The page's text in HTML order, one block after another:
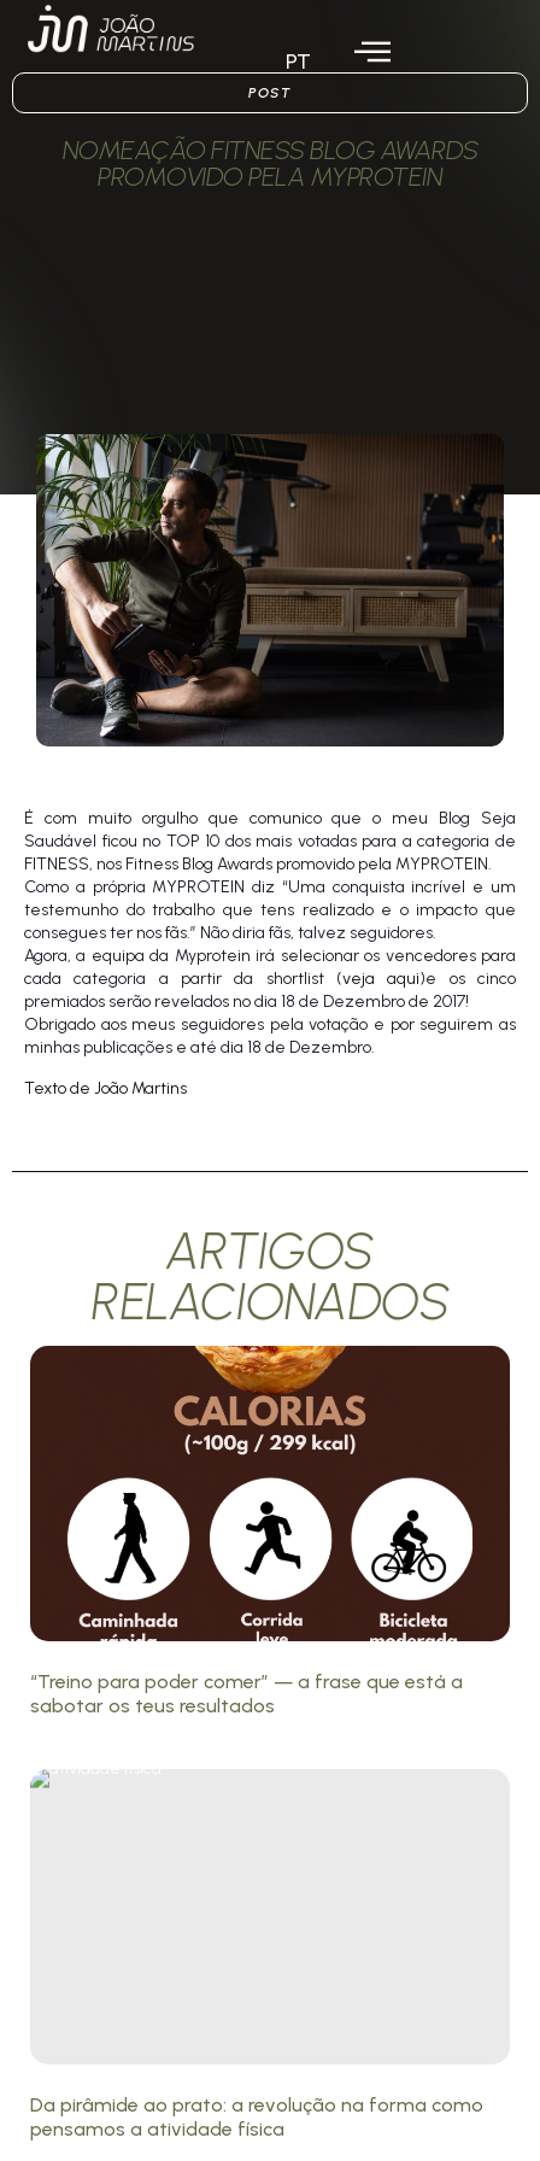
PT
POST
NOMEAÇÃO FITNESS BLOG AWARDS
PROMOVIDO PELA MYPROTEIN
É com muito orgulho que comunico que o meu Blog Seja
Saudável ficou no TOP 10 dos mais votadas para a categoria de
FITNESS, nos Fitness Blog Awards promovido pela MYPROTEIN.
Como a própria MYPROTEIN diz “Uma conquista incrível e um
testemunho do trabalho que tens realizado e o impacto que
consegues ter nos fãs.” Não diria fãs, talvez seguidores.
Agora, a equipa da Myprotein irá selecionar os vencedores para
cada categoria a partir da shortlist (veja aqui)e os cinco
premiados serão revelados no dia 18 de Dezembro de 2017!
Obrigado aos meus seguidores pela votação e por seguirem as
minhas publicações e até dia 18 de Dezembro.
Texto de João Martins
ARTIGOS
RELACIONADOS
“Treino para poder comer” — a frase que está a
sabotar os teus resultados
Da pirâmide ao prato: a revolução na forma como
pensamos a atividade física